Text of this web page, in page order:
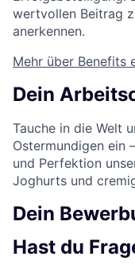
wertvollen Beitrag
anerkennen.
Mehr über Benefits
Dein
Tauche in die Welt
Ostermundigen ein
und Perfektion
Joghurts und
Dein
Hast du